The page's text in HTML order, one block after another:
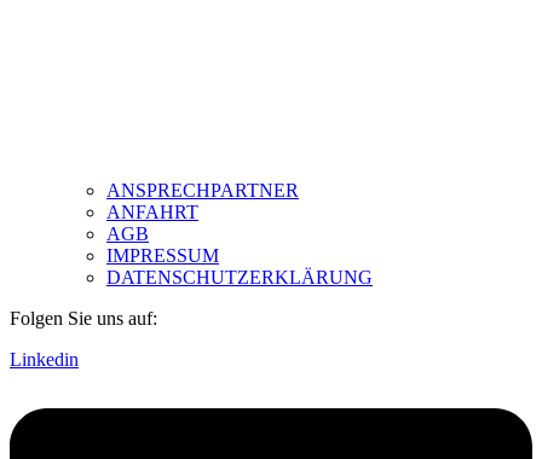
ANSPRECHPARTNER
ANFAHRT
AGB
IMPRESSUM
DATENSCHUTZERKLÄRUNG
Folgen Sie uns auf:
Linkedin